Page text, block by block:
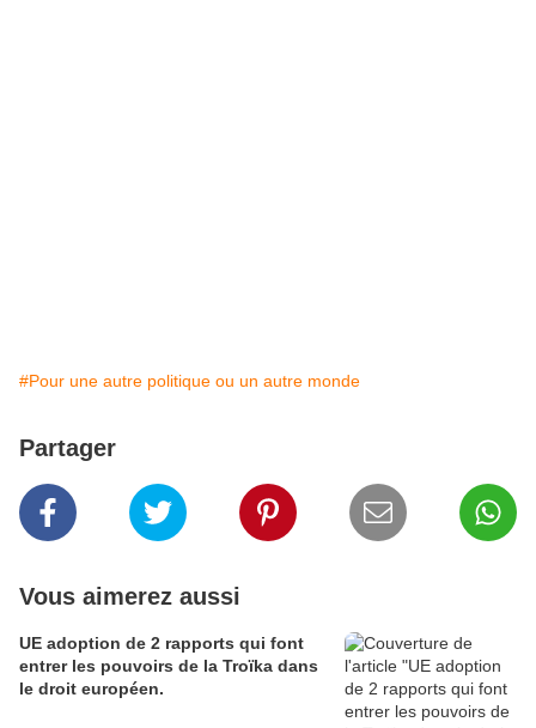
#Pour une autre politique ou un autre monde
Partager
Vous aimerez aussi
UE adoption de 2 rapports qui font
entrer les pouvoirs de la Troïka dans
le droit européen.